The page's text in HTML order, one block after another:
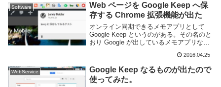
事が多いが、人に...
Software
Web ページを Google Keep へ保
存する Chrome 拡張機能が出た
オンライン同期できるメモアプリとして
Google Keep というのがある。その名のと
おり Google が出しているメモアプリなの
す。基本的にはアプリや Web ページから
メモを書いたり編集したりと...
2016.04.25
WebService
Google Keep なるものが出たので
使ってみた。